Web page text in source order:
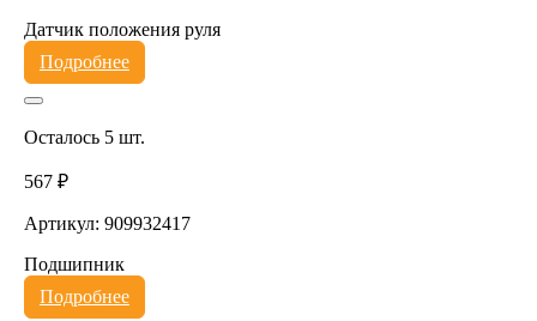
Датчик положения руля
Подробнее
Осталось 5 шт.
567 ₽
Артикул: 909932417
Подшипник
Подробнее